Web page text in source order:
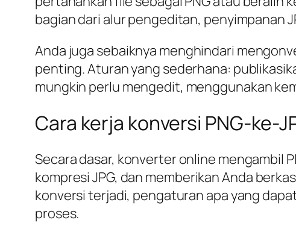
bagian dari alur pengeditan, penyimpanan
Anda juga sebaiknya menghindari
penting. Aturan yang sederhana:
mungkin perlu mengedit, menggunakan
Cara kerja konversi PNG-ke-
Secara dasar, konverter online mengambil
kompresi JPG, dan memberikan Anda
konversi terjadi, pengaturan apa yang
proses.